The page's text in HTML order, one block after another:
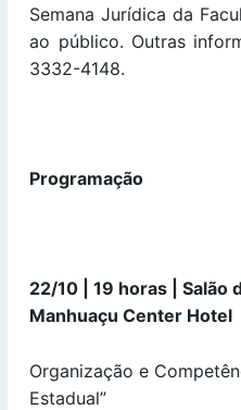
Semana Jurídica da
ao público. Outras
3332-4148.
Programação
22/10 | 19 horas | Salão
Manhuaçu Center Hotel
Organização e
Estadual”